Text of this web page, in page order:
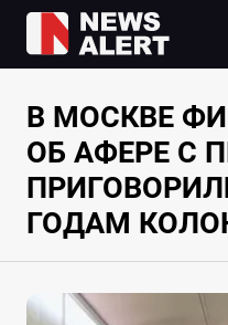
В МОСКВЕ
ОБ АФЕРЕ С
ГОДАМ